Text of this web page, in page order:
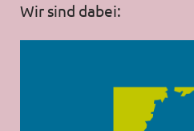
Wir sind dabei: